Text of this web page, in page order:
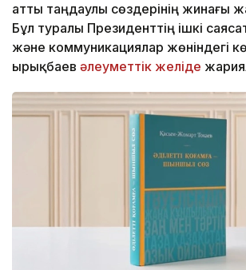
атты таңдаулы сөздерінің жинағы
Бұл туралы Президенттің ішкі
және коммуникациялар жөніндегі
Қырықбаев әлеуметтік желіде